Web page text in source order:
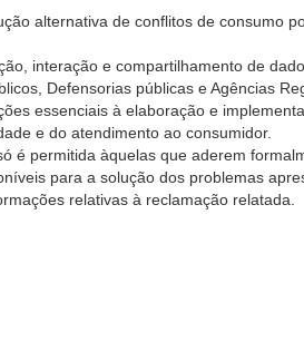
alternativa de conflitos de consumo
interação e compartilhamento de
Defensorias públicas e Agências
essenciais à elaboração e
e do atendimento ao consumidor.
é permitida àquelas que aderem
para a solução dos problemas
relativas à reclamação relatada.